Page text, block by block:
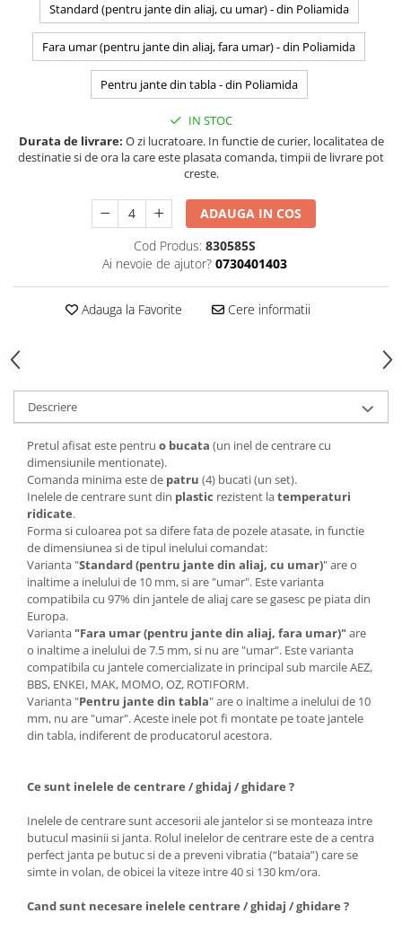
Standard (pentru jante din aliaj, cu umar) - din Poliamida
Fara umar (pentru jante din aliaj, fara umar) - din Poliamida
Pentru jante din tabla - din Poliamida
IN STOC
Durata de livrare: O zi lucratoare. In functie de curier, localitatea de
destinatie si de ora la care este plasata comanda, timpii de livrare pot
creste.
ADAUGA IN COS
Cod Produs: 830585S
Ai nevoie de ajutor? 0730401403
Adauga la Favorite Cere informatii
Descriere
Pretul afisat este pentru o bucata (un inel de centrare cu
dimensiunile mentionate).
Comanda minima este de patru (4) bucati (un set).
Inelele de centrare sunt din plastic rezistent latemperaturi
ridicate.
Forma si culoarea pot sa difere fata de pozele atasate, in functie
de dimensiunea si de tipul inelului comandat:
Varianta "Standard (pentru jante din aliaj, cu umar)" are o
inaltime a inelului de 10 mm, si are "umar". Este varianta
compatibila cu 97% din jantele de aliaj care se gasesc pe piata din
Europa.
Varianta "Fara umar (pentru jante din aliaj, fara umar)"are
o inaltime a inelului de 7.5 mm, si nu are "umar". Este varianta
compatibila cu jantele comercializate in principal sub marcile AEZ,
BBS, ENKEI, MAK, MOMO, OZ, ROTIFORM.
Varianta "Pentru jante din tabla" are o inaltime a inelului de 10
mm, nu are "umar". Aceste inele pot fi montate pe toate jantele
din tabla, indiferent de producatorul acestora.
Ce sunt inelele de centrare / ghidaj / ghidare ?
Inelele de centrare sunt accesorii ale jantelor si se monteaza intre
butucul masinii si janta. Rolul inelelor de centrare este de a centra
perfect janta pe butuc si de a preveni vibratia (“bataia”) care se
simte in volan, de obicei la viteze intre 40 si 130 km/ora.
Cand sunt necesare inelele centrare / ghidaj / ghidare ?